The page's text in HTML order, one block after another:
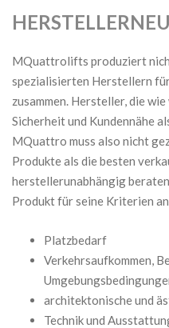
MQuattrolifts produziert
spezialisierten Herstellern
zusammen. Hersteller, die
Sicherheit und Kundennähe
MQuattro muss also nicht
Produkte als die besten
herstellerunabhängig
Produkt für seine Kriterien
Platzbedarf
Verkehrsaufkommen,
architektonische und
Technik und